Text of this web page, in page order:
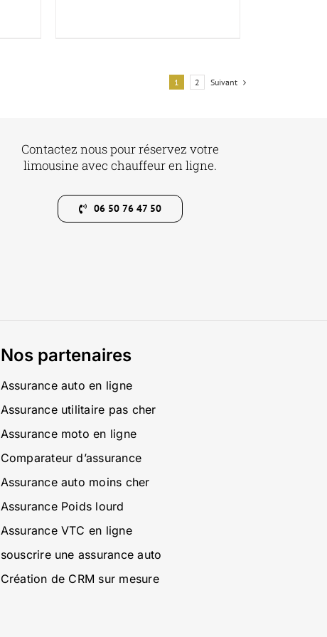
1 2 Suivant
Contactez nous pour réservez votre
limousine avec chauffeur en ligne.
06 50 76 47 50
Nos partenaires
Assurance auto en ligne
Assurance utilitaire pas cher
Assurance moto en ligne
Comparateur d’assurance
Assurance auto moins cher
Assurance Poids lourd
Assurance VTC en ligne
souscrire une assurance auto
Création de CRM sur mesure